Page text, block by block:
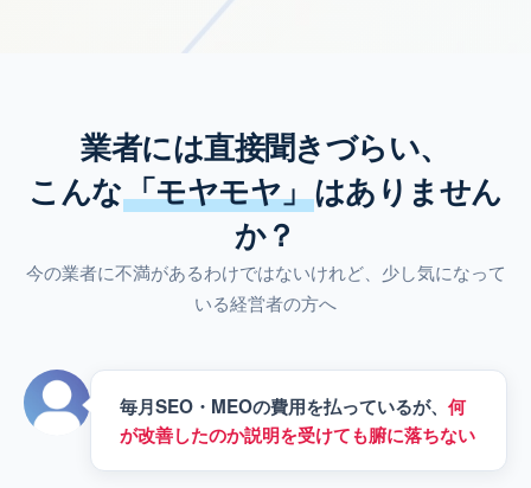
業者には直接聞きづらい、
こんな「モヤモヤ」はありません
か？
今の業者に不満があるわけではないけれど、少し気になって
いる経営者の方へ
毎月SEO・MEOの費用を払っているが、 何
が改善したのか説明を受けても腑に落ちない